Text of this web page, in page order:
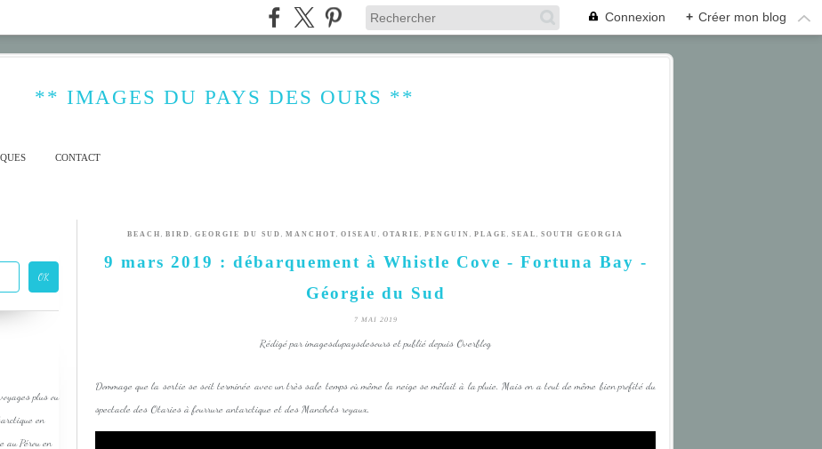
Connexion + Créer mon blog
** IMAGES DU PAYS DES OURS **
CONTACT
BEACH , BIRD , GEORGIE DU SUD , MANCHOT, OISEAU , OTARIE , PENGUIN , PLAGE , SEAL , SOUTH GEORGIA
9 mars 2019 : débarquement à Whistle Cove - Fortuna Bay -
Géorgie du Sud
7 MAI 2019
Rédigé par imagesdupaysdesours et publié depuis Overblog
Dommage que la sortie se soit terminée avec un très sale temps où même la neige se mêlait à la pluie. Mais on a tout de même bien profité du
spectacle des Otaries à fourrure antarctique et des Manchots royaux.
plus ou
en
au Pérou en